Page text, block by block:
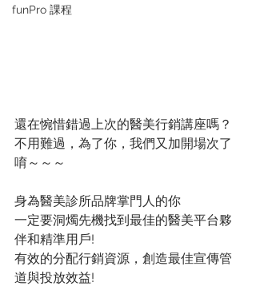
funPro 課程
還在惋惜錯過上次的醫美行銷講座嗎？
不用難過，為了你，我們又加開場次了
唷～～～
身為醫美診所品牌掌門人的你
一定要洞燭先機找到最佳的醫美平台夥
伴和精準用戶!
有效的分配行銷資源，創造最佳宣傳管
道與投放效益!